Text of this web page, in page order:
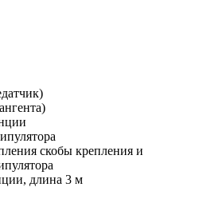
скобы крепления и
длина 3 м